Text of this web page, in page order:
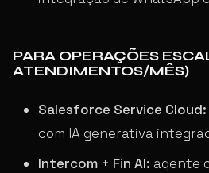
PARA OPERAÇÕES
ATENDIMENTOS/MÊS)
Salesforce Service Cloud:
com IA generativa
Intercom + Fin AI: agente